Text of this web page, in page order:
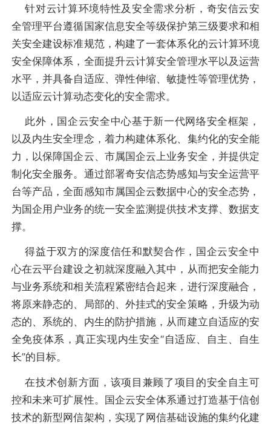
针对云计算环境特性及安全需求分析，奇安信云安
全管理平台遵循国家信息安全等级保护第三级要求和相
关安全建设标准规范，构建了一套体系化的云计算环境
安全保障体系，全面提升云计算安全管理水平以及运营
水平，并具备自适应、弹性伸缩、敏捷性等管理优势，
以适应云计算动态变化的安全需求。
此外，国企云安全中心基于新一代网络安全框架，
以及内生安全理念，着力构建体系化、集约化的安全能
力，以保障国企云、市属国企云上业务安全，并提供定
制化安全服务。通过部署奇安信态势感知与安全运营平
台等产品，全面感知市属国企云数据中心的安全态势，
为国企用户业务的统一安全监测提供技术支撑、数据支
撑。
得益于双方的深度信任和默契合作，国企云安全中
心在云平台建设之初就深度融入其中，从而把安全能力
与业务系统和相关流程紧密结合起来，进行深度融合，
将原来静态的、局部的、外挂式的安全策略，升级为动
态的、系统的、内生的防护措施，从而建立自适应的安
全免疫体系，真正实现内生安全“自适应、自主、自生
长”的目标。
在技术创新方面，该项目兼顾了项目的安全自主可
控和未来可扩展性。国企云安全体系通过打造基于信创
技术的新型网信架构，实现了网信基础设施的集约化建